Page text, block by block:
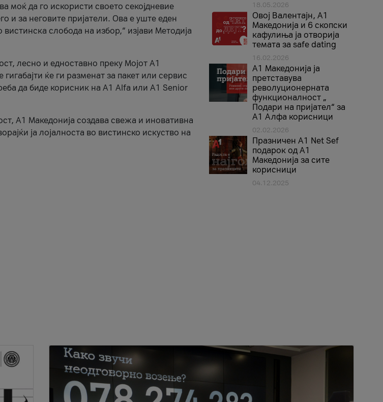
моќ да го искористи своето секојдневие
и за неговите пријатели. Ова е уште еден
слобода на избор,“ изјави Методија
лесно и едноставно преку Мојот А1
ќе ги разменат за пакет или сервис
да биде корисник на А1 Alfa или A1 Senior
А1 Македонија создава свежа и иновативна
ја лојалноста во вистинско искуство на
18.05.2026
Овој Валентајн, A1
Македонија и 6 скопски
кафулиња ја отворија
темата за safe dating
16.02.2026
А1 Македонија ја
претставува
револуционерната
функционалност „
Подари на пријател“ за
А1 Алфа корисници
02.02.2026
Празничен A1 Net Sеf
подарок од А1
Македонија за сите
корисници
04.12.2025